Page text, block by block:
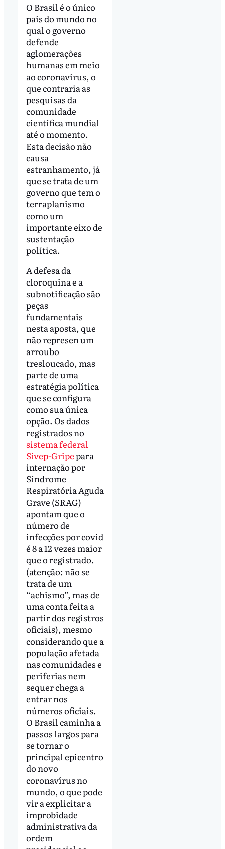
O Brasil é o único
país do mundo no
qual o governo
defende
aglomerações
humanas em meio
ao coronavírus, o
que contraria as
pesquisas da
comunidade
científica mundial
até o momento.
Esta decisão não
causa
estranhamento, já
que se trata de um
governo que tem o
terraplanismo
como um
importante eixo de
sustentação
política.
A defesa da
cloroquina e a
subnotificação são
peças
fundamentais
nesta aposta, que
não represen um
arroubo
tresloucado, mas
parte de uma
estratégia política
que se configura
como sua única
opção. Os dados
registrados no
sistema federal
Sivep-Gripepara
internação por
Síndrome
Respiratória Aguda
Grave (SRAG)
apontam que o
número de
infecções por covid
é 8 a 12 vezes maior
que o registrado.
(atenção: não se
trata de um
“achismo”, mas de
uma conta feita a
partir dos registros
oficiais), mesmo
considerando que a
população afetada
nas comunidades e
periferias nem
sequer chega a
entrar nos
números oficiais.
O Brasil caminha a
passos largos para
se tornar o
principal epicentro
do novo
coronavírus no
mundo, o que pode
vir a explicitar a
improbidade
administrativa da
ordem